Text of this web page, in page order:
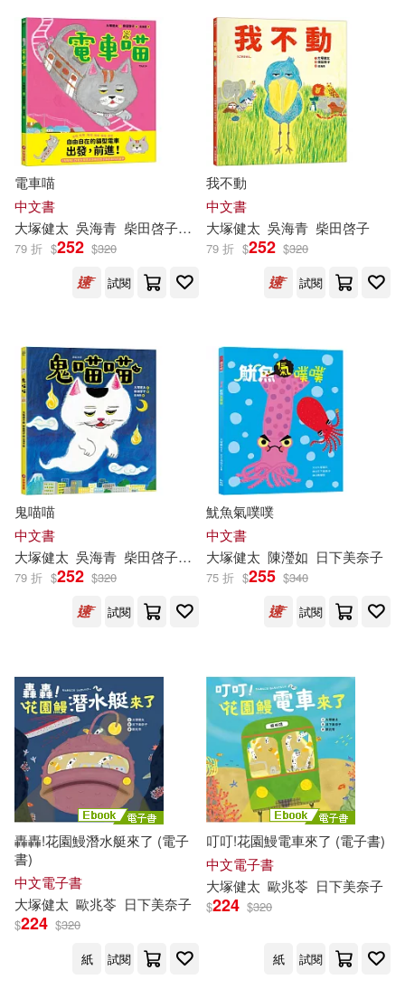
配送方式 (可複選)
可超商取貨(13)
可海外宅配(13)
可港澳店取(12)
可菲律賓店取(13)
電子書 (可複選)
適合平板閱讀(2)
其他 (可複選)
作者/演唱/譯/編/繪(15)
價格
範圍
電車喵
中文書
大塚健太 吳海青 柴田啓子（柴田ケイコ）
79 折 $252 $320
試閱
我不動
中文書
大塚健太 吳海青 柴田啓子
79 折 $252 $320
試閱
鬼喵喵
中文書
大塚健太 吳海青 柴田啓子（柴田ケイコ）
79 折 $252 $320
試閱
魷魚氣噗噗
中文書
大塚健太 陳瀅如 日下美奈子
75 折 $255 $340
試閱
轟轟!花園鰻潛水艇來了 (電子
書)
中文電子書
大塚健太 歐兆苓 日下美奈子
$224 $320
紙
試閱
叮叮!花園鰻電車來了 (電子書)
中文電子書
大塚健太 歐兆苓 日下美奈子
$224 $320
紙 試閱